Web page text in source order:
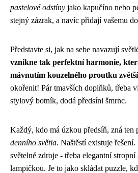
pastelové odstíny jako kapučíno nebo
stejný zázrak, a navíc přidají vašemu
Představte si, jak na sebe navazují
vznikne tak perfektní harmonie,
mávnutím kouzelného proutku zvětší
okořenit! Pár tmavších doplňků, třeba
stylový botník, dodá předsíni šmrnc.
Každý, kdo má úzkou předsíň, zná ten
denního světla. Naštěstí existuje
světelné zdroje - třeba elegantní stropní
lampičkou. Je to jako skládat puzzle,